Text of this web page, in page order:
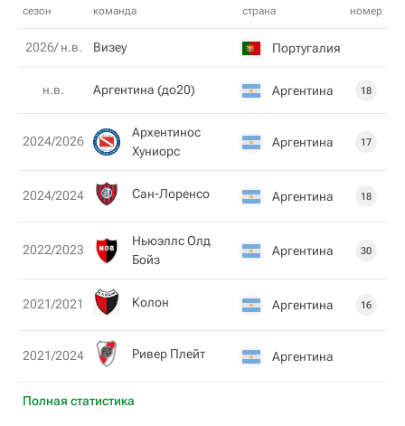
сезон команда страна номер
Полная статистика
2026/ н.в. Визеу Португалия
н.в. Аргентина (до20) Аргентина 18
2024/2026
Архентинос
Хуниорс
Аргентина 17
2024/2024 Сан-Лоренсо Аргентина 18
2022/2023
Ньюэллс Олд
Бойз
Аргентина 30
2021/2021 Колон Аргентина 16
2021/2024 Ривер Плейт Аргентина